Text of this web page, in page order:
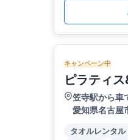
キャンペーン中
ピラティ
笠寺駅から車
愛知県名古屋
タオルレンタル